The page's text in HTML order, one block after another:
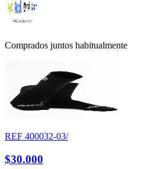
Comprados juntos habitualmente
REF 400032-03/
$30.000